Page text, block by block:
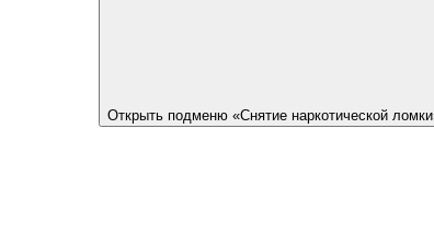
Открыть подменю «Снятие наркотической